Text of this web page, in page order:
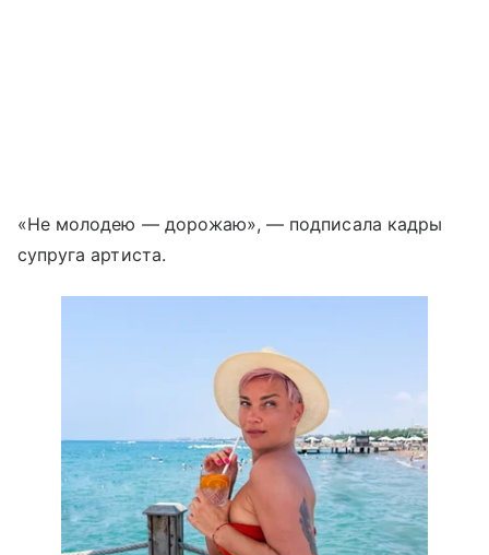
«Не молодею — дорожаю», — подписала кадры
супруга артиста.